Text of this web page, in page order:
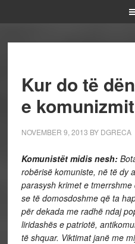
Kur do të
e
NOVEMBER 9, 2013 BY DGRECA
Komunistët midis nesh:
robërisë komuniste, në të dy
parasysh krimet e
se të domosdoshme që ta
për dekada me radhë ndaj
liridashës e patriotë,
të shquar. Viktimat janë me